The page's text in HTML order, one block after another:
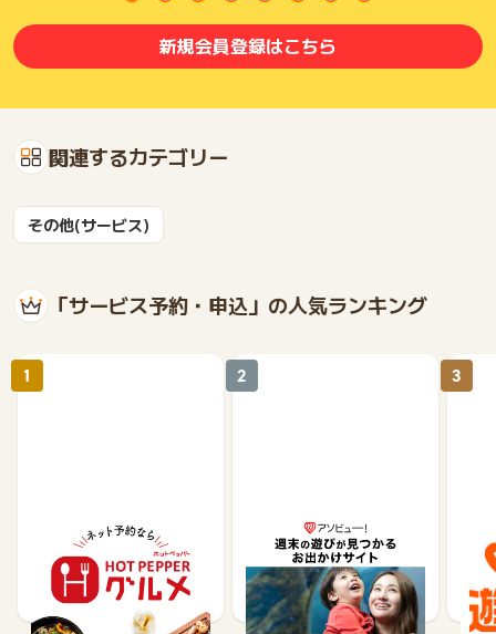
新規会員登録はこちら
関連するカテゴリー
その他(サービス)
「サービス予約・申込」の人気ランキング
【ホットペッパーグル
メ】レストラン予約
85
1
遊び予約／レジャーチケ
ット購入サイト「アソビ
ュー！」
1.5%
2 3